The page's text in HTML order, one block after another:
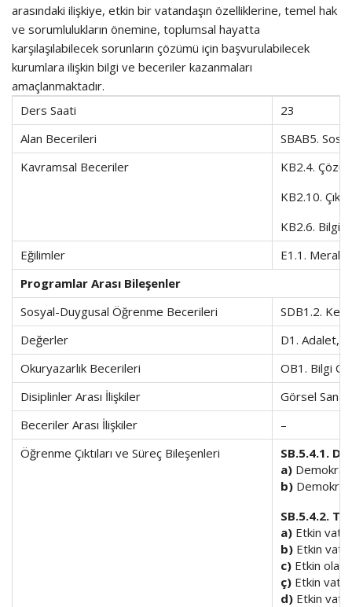
arasındaki ilişkiye, etkin bir vatandaşın özelliklerine, temel hak
ve sorumlulukların önemine, toplumsal hayatta
karşılaşılabilecek sorunların çözümü için başvurulabilecek
kurumlara ilişkin bilgi ve beceriler kazanmaları
amaçlanmaktadır.
Ders Saati
23
Alan Becerileri
SBAB5.
Kavramsal Beceriler
KB2.4.
KB2.10.
KB2.6. Bilgi
Eğilimler
E1.1. Merak,
Programlar Arası Bileşenler
Sosyal-Duygusal Öğrenme Becerileri
SDB1.2.
Değerler
D1. Adalet,
Okuryazarlık Becerileri
OB1. Bilgi
Disiplinler Arası İlişkiler
Görsel
Beceriler Arası İlişkiler
–
Öğrenme Çıktıları ve Süreç Bileşenleri
SB.5.4.1.
a)
b)
SB.5.4.2.
a) Etkin
b) Etkin
c) Etkin olan
ç) Etkin
d) Etkin